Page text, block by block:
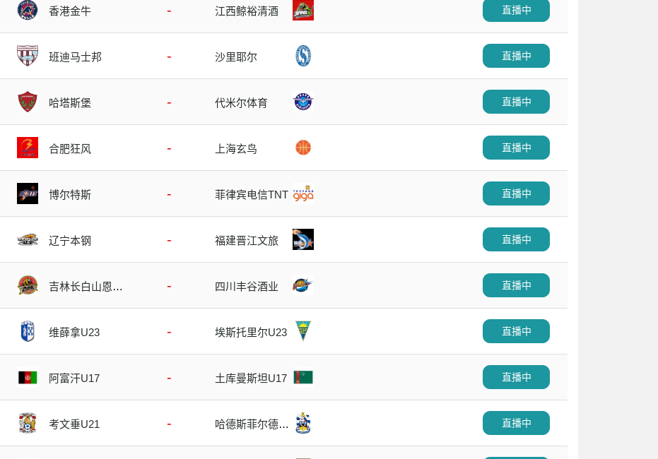
香港金牛 - 江西鲸裕清酒 直播中
班迪马士邦 - 沙里耶尔 直播中
哈塔斯堡 - 代米尔体育 直播中
合肥狂风 - 上海玄鸟 直播中
博尔特斯 - 菲律宾电信TNT 直播中
辽宁本钢 - 福建晋江文旅 直播中
吉林长白山恩都
- 四川丰谷酒业 直播中
维薛拿U23 - 埃斯托里尔U23 直播中
阿富汗U17 - 土库曼斯坦U17 直播中
考文垂U21 -
哈德斯菲尔德U2
直播中